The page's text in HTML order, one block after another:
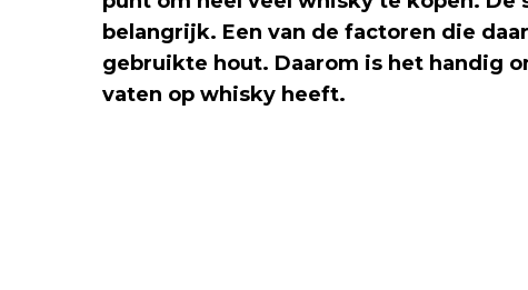
belangrijk. Een van de factoren die
gebruikte hout. Daarom is het handig
vaten op whisky heeft.